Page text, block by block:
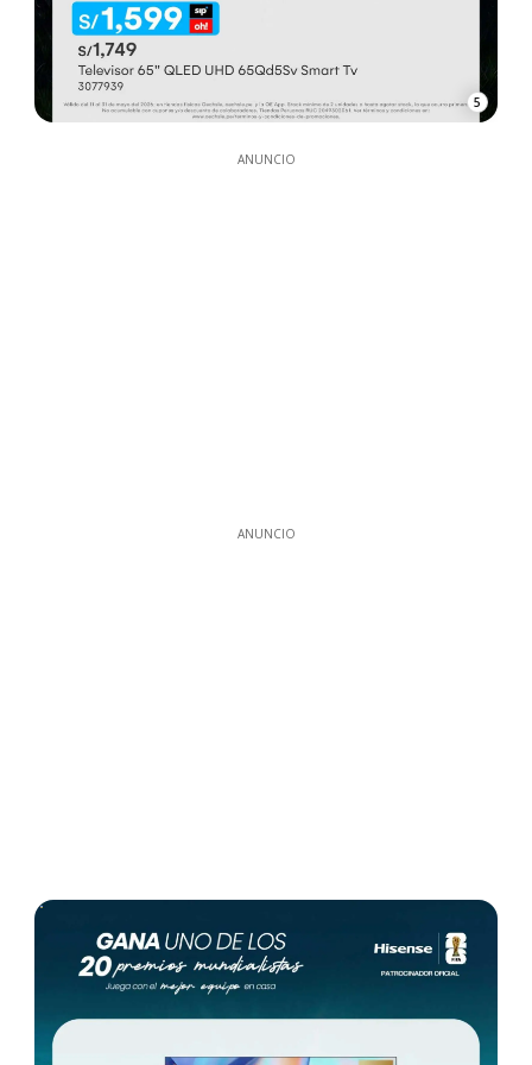
5
ANUNCIO
ANUNCIO